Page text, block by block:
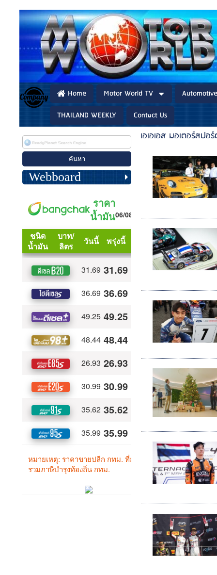
Home Motor World TV
THAILAND WEEKLY
Contact Us
Webboard
เอเอเอส มอเตอร์สปอ